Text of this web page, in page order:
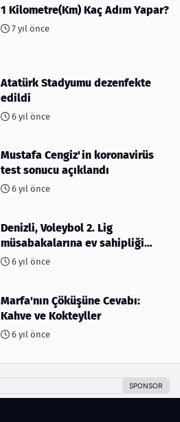
1 Kilometre(Km) Kaç Adım Yapar?
7 yıl önce
Atatürk Stadyumu dezenfekte
edildi
6 yıl önce
Mustafa Cengiz'in koronavirüs
test sonucu açıklandı
6 yıl önce
Denizli, Voleybol 2. Lig
müsabakalarına ev sahipliği
yapıyor
6 yıl önce
Marfa'nın Çöküşüne Cevabı:
Kahve ve Kokteyller
6 yıl önce